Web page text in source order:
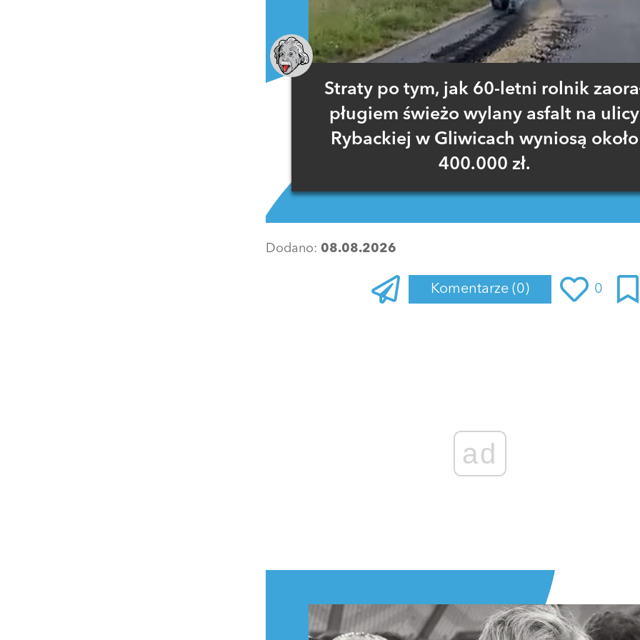
Straty po tym, jak 60-letni rolnik
pługiem świeżo wylany asfalt na ulicy
Rybackiej w Gliwicach wyniosą około
400.000 zł.
Dodano: 08.08.2026
Komentarze (0) 0
ad